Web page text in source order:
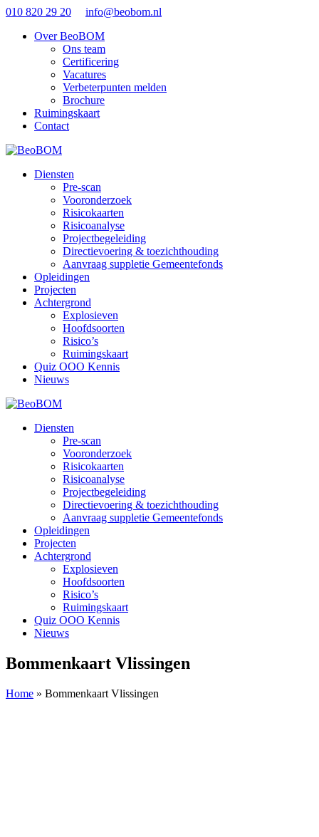
010 820 29 20
info@beobom.nl
Over BeoBOM
Ons team
Certificering
Vacatures
Verbeterpunten melden
Brochure
Ruimingskaart
Contact
Diensten
Pre-scan
Vooronderzoek
Risicokaarten
Risicoanalyse
Projectbegeleiding
Directievoering & toezichthouding
Aanvraag suppletie Gemeentefonds
Opleidingen
Projecten
Achtergrond
Explosieven
Hoofdsoorten
Risico’s
Ruimingskaart
Quiz OOO Kennis
Nieuws
Diensten
Pre-scan
Vooronderzoek
Risicokaarten
Risicoanalyse
Projectbegeleiding
Directievoering & toezichthouding
Aanvraag suppletie Gemeentefonds
Opleidingen
Projecten
Achtergrond
Explosieven
Hoofdsoorten
Risico’s
Ruimingskaart
Quiz OOO Kennis
Nieuws
Bommenkaart Vlissingen
Home » Bommenkaart Vlissingen